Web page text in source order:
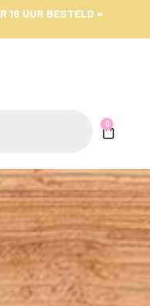
16 UUR BESTELD =
0